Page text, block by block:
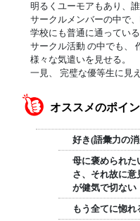
明るくユーモアもあり、
サークルメンバーの中で
学校にも普通に通っている
サークル活動 の中でも、
様々な気遣いを見せる。
一見、 完璧な優等生に見
オススメのポイ
好き(語彙力の
母に褒められた
さ、それ故に意
が健気で切ない
もう全てに惚れ